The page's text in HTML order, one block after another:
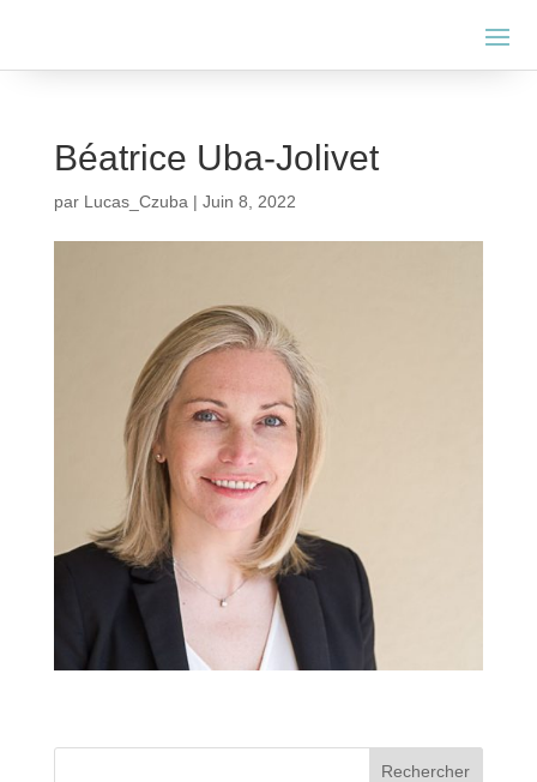
Béatrice Uba-Jolivet
par Lucas_Czuba | Juin 8, 2022
Rechercher